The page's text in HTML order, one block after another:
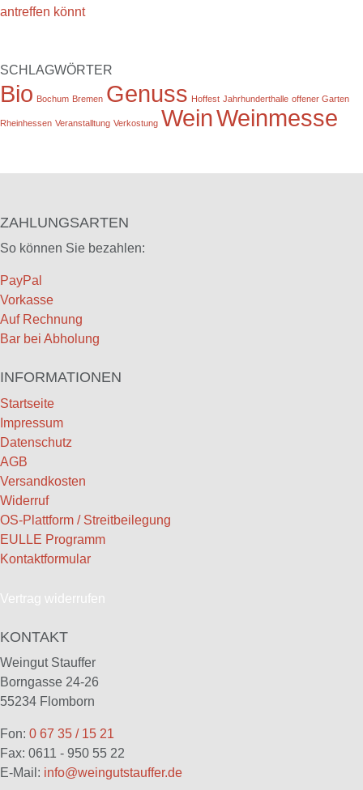
antreffen könnt
SCHLAGWÖRTER
Bio Bochum Bremen Genuss Hoffest Jahrhunderthalle offener Garten
Rheinhessen Veranstalltung Verkostung WeinWeinmesse
ZAHLUNGSARTEN
So können Sie bezahlen:
PayPal
Vorkasse
Auf Rechnung
Bar bei Abholung
INFORMATIONEN
Startseite
Impressum
Datenschutz
AGB
Versandkosten
Widerruf
OS-Plattform / Streitbeilegung
EULLE Programm
Kontaktformular
Vertrag widerrufen
KONTAKT
Weingut Stauffer
Borngasse 24-26
55234 Flomborn
Fon: 0 67 35 / 15 21
Fax: 0611 - 950 55 22
E-Mail: info@weingutstauffer.de